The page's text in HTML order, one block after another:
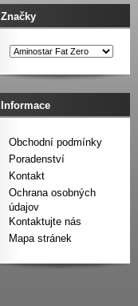
Značky
Informace
Obchodní podmínky
Poradenství
Kontakt
Ochrana osobných
údajov
Kontaktujte nás
Mapa stránek